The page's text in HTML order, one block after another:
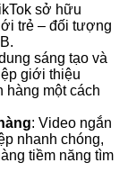
sở hữu
trẻ – đối tượng
sáng tạo và
giới thiệu
hàng một cách
: Video ngắn
nhanh chóng,
tiềm năng tìm